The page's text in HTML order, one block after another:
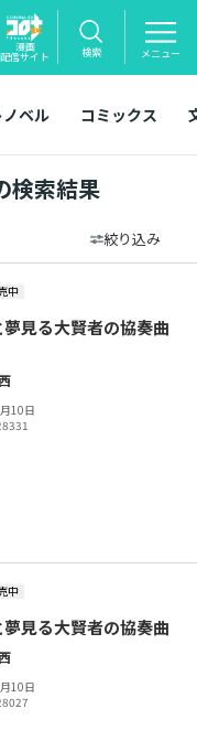
漫画
配信サイト 検索 メニュー
ベル コミックス
検索結果
絞り込み
中
見る大賢者の協奏曲
10日
中
見る大賢者の協奏曲
10日